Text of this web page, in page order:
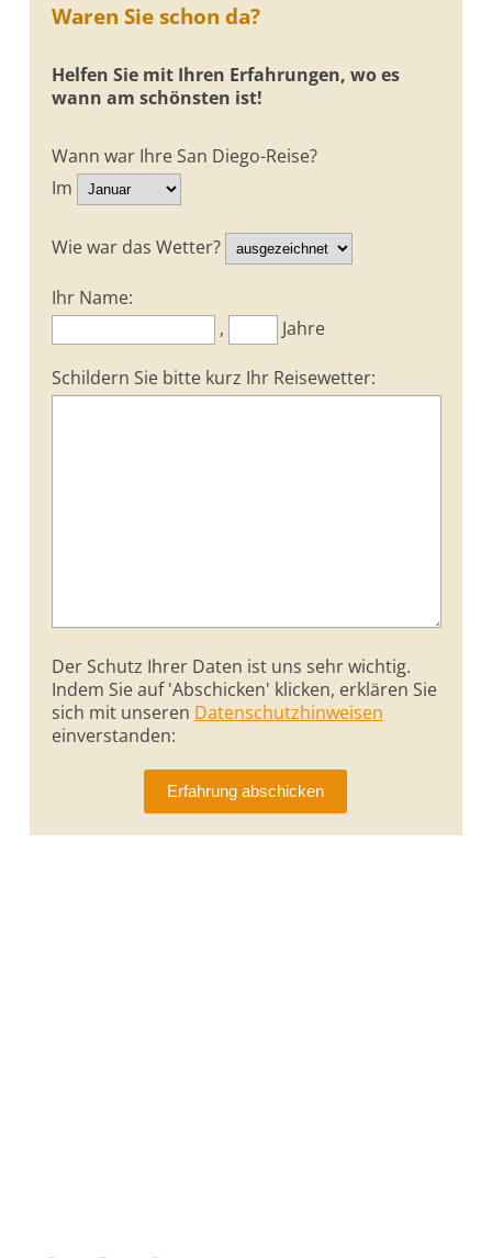
Waren Sie schon da?
Helfen Sie mit Ihren Erfahrungen, wo es
wann am schönsten ist!
Wann war Ihre San Diego-Reise?
Im
Wie war das Wetter?
Ihr Name:
,
Jahre
Schildern Sie bitte kurz Ihr Reisewetter:
Der Schutz Ihrer Daten ist uns sehr wichtig.
Indem Sie auf 'Abschicken' klicken, erklären Sie
sich mit unseren Datenschutzhinweisen
einverstanden: